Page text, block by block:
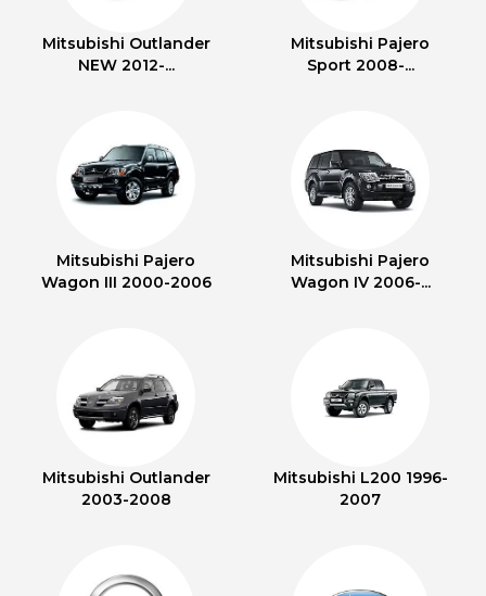
Mitsubishi Outlander
NEW 2012-...
Mitsubishi Pajero
Sport 2008-...
Mitsubishi Pajero
Wagon III 2000-2006
Mitsubishi Pajero
Wagon IV 2006-...
Mitsubishi Outlander
2003-2008
Mitsubishi L200 1996-
2007